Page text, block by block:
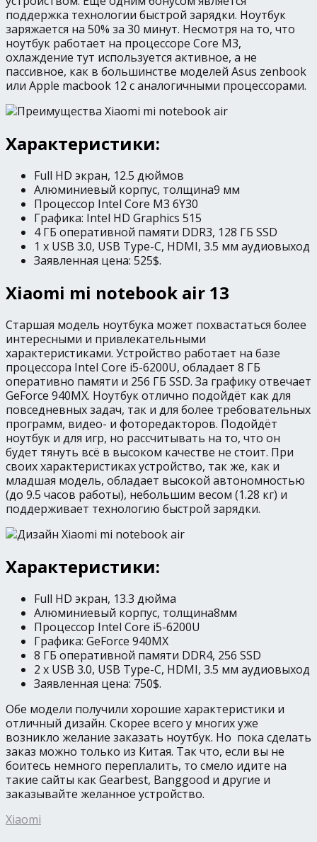
поддержка технологии быстрой зарядки. Ноутбук
заряжается на 50% за 30 минут. Несмотря на то, что
ноутбук работает на процессоре Core M3,
охлаждение тут используется активное, а не
пассивное, как в большинстве моделей Asus zenbook
или Apple macbook 12 с аналогичными процессорами.
Характеристики:
Full HD экран, 12.5 дюймов
Алюминиевый корпус, толщина9 мм
Процессор Intel Core M3 6Y30
Графика: Intel HD Graphics 515
4 ГБ оперативной памяти DDR3, 128 ГБ SSD
1 x USB 3.0, USB Type-C, HDMI, 3.5 мм аудиовыход
Заявленная цена: 525$.
Xiaomi mi notebook air 13
Старшая модель ноутбука может похвастаться более
интересными и привлекательными
характеристиками. Устройство работает на базе
процессора Intel Core i5-6200U, обладает 8 ГБ
оперативно памяти и 256 ГБ SSD. За графику отвечает
GeForce 940MX. Ноутбук отлично подойдёт как для
повседневных задач, так и для более требовательных
программ, видео- и фоторедакторов. Подойдёт
ноутбук и для игр, но рассчитывать на то, что он
будет тянуть всё в высоком качестве не стоит. При
своих характеристиках устройство, так же, как и
младшая модель, обладает высокой автономностью
(до 9.5 часов работы), небольшим весом (1.28 кг) и
поддерживает технологию быстрой зарядки.
Характеристики:
Full HD экран, 13.3 дюйма
Алюминиевый корпус, толщина8мм
Процессор Intel Core i5-6200U
Графика: GeForce 940MX
8 ГБ оперативной памяти DDR4, 256 SSD
2 x USB 3.0, USB Type-C, HDMI, 3.5 мм аудиовыход
Заявленная цена: 750$.
Обе модели получили хорошие характеристики и
отличный дизайн. Скорее всего у многих уже
возникло желание заказать ноутбук. Но пока сделать
заказ можно только из Китая. Так что, если вы не
боитесь немного переплалить, то смело идите на
такие сайты как Gearbest, Banggood и другие и
заказывайте желанное устройство.
Xiaomi